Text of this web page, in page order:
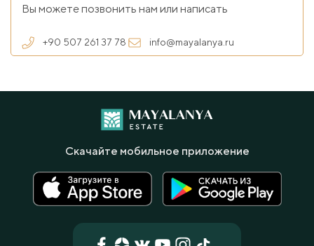
Вы можете позвонить нам или написать
+90 507 261 37 78 info@mayalanya.ru
Скачайте мобильное приложение